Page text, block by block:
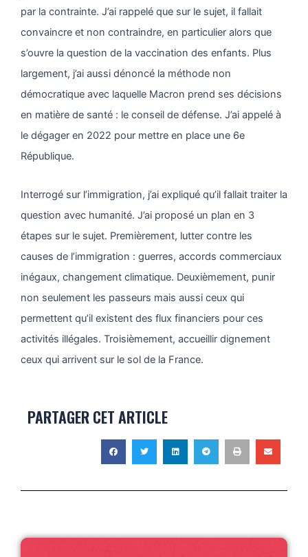
par la contrainte. J’ai rappelé que sur le sujet, il fallait
convaincre et non contraindre, en particulier alors que
s’ouvre la question de la vaccination des enfants. Plus
largement, j’ai aussi dénoncé la méthode non
démocratique avec laquelle Macron prend ses décisions
en matière de santé : le conseil de défense. J’ai appelé à
le dégager en 2022 pour mettre en place une 6e
République.
Interrogé sur l’immigration, j’ai expliqué qu’il fallait traiter la
question avec humanité. J’ai proposé un plan en 3
étapes sur le sujet. Premièrement, lutter contre les
causes de l’immigration : guerres, accords commerciaux
inégaux, changement climatique. Deuxièmement, punir
non seulement les passeurs mais aussi ceux qui
permettent qu’il existent des flux financiers pour ces
activités illégales. Troisièmement, accueillir dignement
ceux qui arrivent sur le sol de la France.
PARTAGER CET ARTICLE